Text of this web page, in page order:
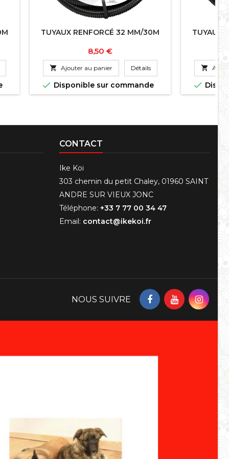
TUYAUX RENFORCÉ 32 MM/30M
Prix
8,50 €
 Ajouter au panier Détails
 Disponible sur commande
TUYAUX


CONTACT
Ike Koi
303 chemin du petit Chaley, 01960 SAINT
ANDRE SUR VIEUX JONC
Téléphone: +33 7 77 00 34 47
Email: contact@ikekoi.fr
NOUS SUIVRE